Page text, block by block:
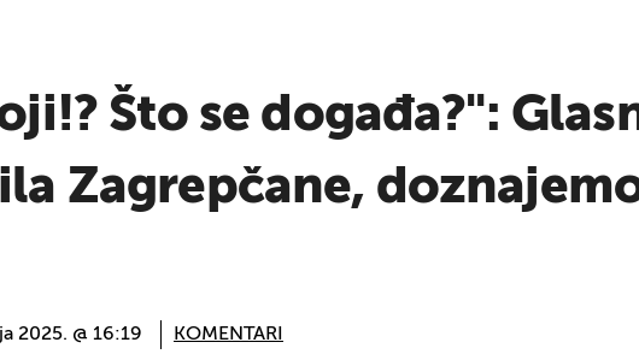
Što se događa?":
Zagrepčane,
2025. @ 16:19 KOMENTARI